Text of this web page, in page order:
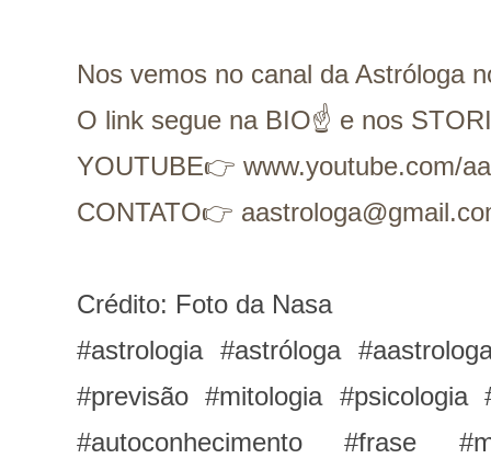
Nos vemos no canal da Astróloga
O link segue na BIO☝ e nos
YOUTUBE👉 www.youtube.com/
CONTATO👉
Crédito: Foto da Nasa
#astrologia #astróloga
#previsão #mitologia #psicologia
#autoconhecimento #frase